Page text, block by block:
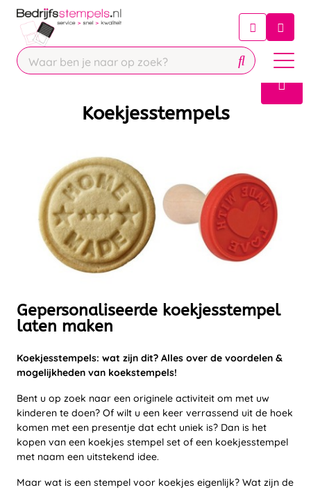
Chatbot
Chat 24/7 met onze chatbot voor
hulp
Contact
Koekjesstempels
Gepersonaliseerde koekjesstempel​
laten maken
Koekjesstempels: wat zijn dit? Alles over de voordelen &
mogelijkheden van koekstempels!
Bent u op zoek naar een originele activiteit om met uw
kinderen te doen? Of wilt u een keer verrassend uit de hoek
komen met een presentje dat echt uniek is? Dan is het
kopen van een koekjes stempel set of een koekjesstempel
met naam een uitstekend idee.
Maar wat is een stempel voor koekjes eigenlijk? Wat zijn de